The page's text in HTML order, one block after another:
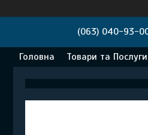
(063) 040-93-
Головна Товари та Послуги